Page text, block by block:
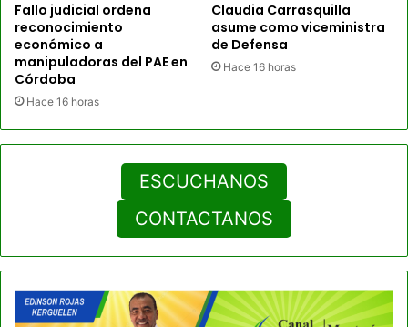
Fallo judicial ordena
reconocimiento
económico a
manipuladoras del PAE en
Córdoba
Hace 16 horas
Claudia Carrasquilla
asume como viceministra
de Defensa
Hace 16 horas
ESCUCHANOS
CONTACTANOS